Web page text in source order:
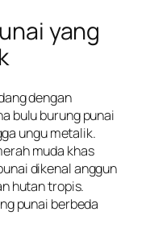
yang
dengan
bulu burung punai
ungu metalik.
muda khas
dikenal anggun
hutan tropis.
punai berbeda